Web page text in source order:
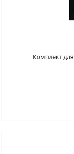
Комплект